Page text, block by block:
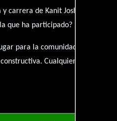
carrera de Kanit Joshi. ¿Qué te
que ha participado?
para la comunidad de
Cualquier forma de